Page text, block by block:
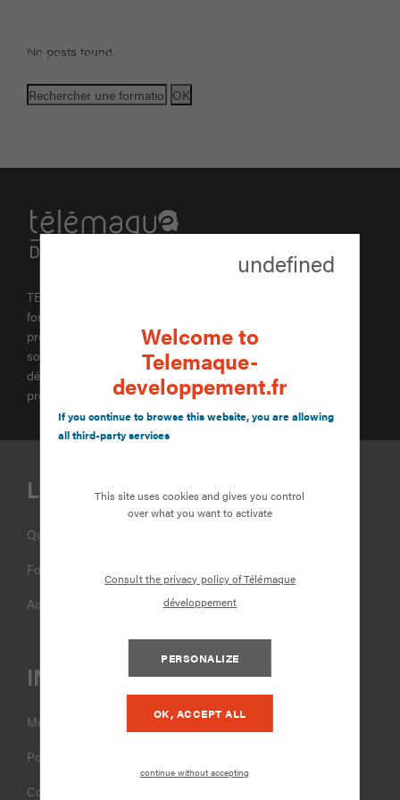
No posts found.
Search
TELEMAQUE DEVELOPPEMENT est une entreprise de
formation et de développement agréée. La formation
professionnelle représente un passage durant lequel, chacun
souhaite être accompagné. Elle est également source de
développement partagé pour peu qu’on l’inscrive dans un
projet.
LIENS UTILES
Qui sommes-nous ?
Formations
Accompagnement
INFOS LÉGALES
Mentions Légales
Politique de confidentialité
Cookies
undefined
Welcome to
Telemaque-
developpement.fr
If you continue to browse this website, you are allowing
all third-party services
This site uses cookies and gives you control
over what you want to activate
Consult the privacy policy of Télémaque
développement
PERSONALIZE
OK, ACCEPT ALL
continue without accepting